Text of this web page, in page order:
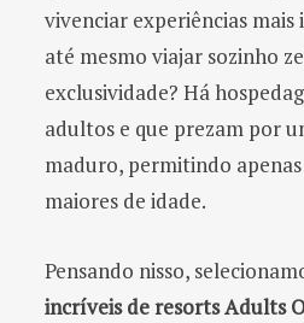
vivenciar experiências mais
até mesmo viajar sozinho
exclusividade? Há
adultos e que prezam por
maduro, permitindo
maiores de idade.
Pensando nisso,
incríveis de resorts Adults